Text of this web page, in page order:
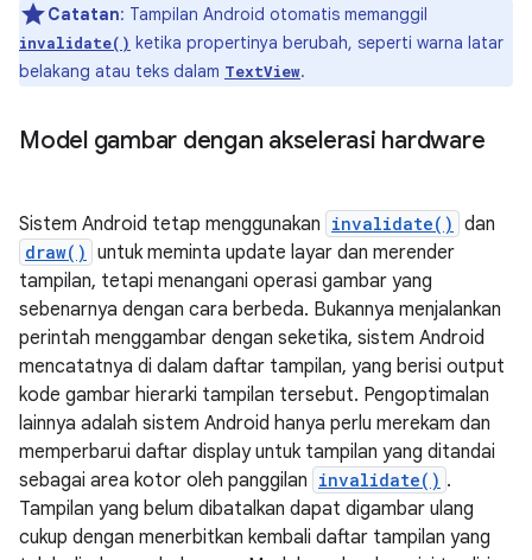
Catatan: Tampilan Android otomatis memanggil
invalidate() ketika propertinya berubah, seperti warna latar
belakang atau teks dalam TextView.
Model gambar dengan akselerasi hardware
Sistem Android tetap menggunakan invalidate() dan
draw() untuk meminta update layar dan merender
tampilan, tetapi menangani operasi gambar yang
sebenarnya dengan cara berbeda. Bukannya menjalankan
perintah menggambar dengan seketika, sistem Android
mencatatnya di dalam daftar tampilan, yang berisi output
kode gambar hierarki tampilan tersebut. Pengoptimalan
lainnya adalah sistem Android hanya perlu merekam dan
memperbarui daftar display untuk tampilan yang ditandai
sebagai area kotor oleh panggilan invalidate() .
Tampilan yang belum dibatalkan dapat digambar ulang
cukup dengan menerbitkan kembali daftar tampilan yang